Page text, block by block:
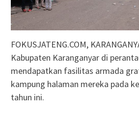
FOKUSJATENG.COM,
Kabupaten Karanganyar di
mendapatkan fasilitas armada
kampung halaman mereka pada
tahun ini.